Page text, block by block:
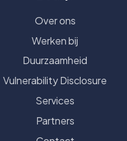
Over ons
Werken bij
Duurzaamheid
Vulnerability Disclosure
Services
Partners